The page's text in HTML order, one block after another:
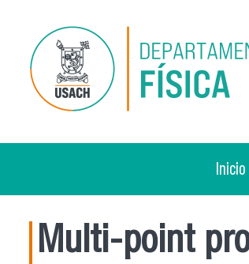
Inicio
Multi-point